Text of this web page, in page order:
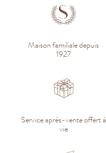
Maison familiale depuis
1927
Service après-vente offert à
vie